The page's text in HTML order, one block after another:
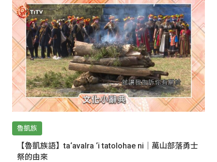
魯凱族
【魯凱族語】ta‘avalra ‘i tatolohae ni｜萬山部落勇士
祭的由來